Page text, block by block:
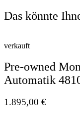
Das könnte
verkauft
Pre-owned
Automatik
1.895,00 €